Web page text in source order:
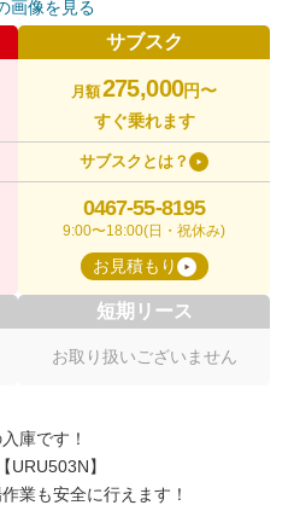
画像を見る
サブスク
月額275,000円〜
すぐ乗れます
サブスクとは？
0467-55-8195
9:00〜18:00(日・祝休み)
お見積もり
短期リース
お取り扱いございません
庫です！
URU503N】
業も安全に行えます！